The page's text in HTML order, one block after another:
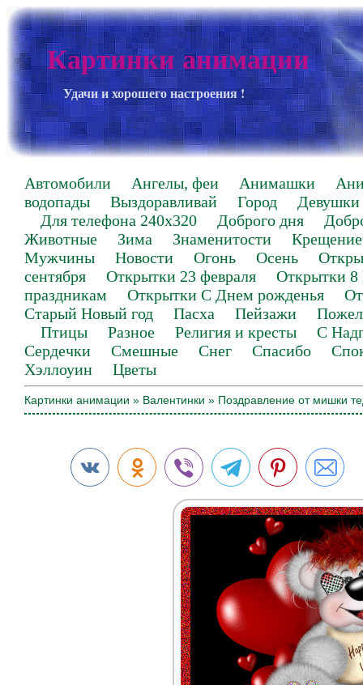
Картинки анимации
Удачи и хорошего настроения !
Автомобили Ангелы, феи Анимашки
водопады
Выздоравливай Город
Девушки
Для телефона 240х320
Доброго дня
Животные
Зима Знаменитости
Крещение
Мужчины
Новости Огонь Осень
сентября
Открытки 23 февраля
Открытки 8
праздникам
Открытки С Днем рожденья
Старый Новый год
Пасха Пейзажи
Птицы
Разное Религия и кресты
С
Сердечки
Смешные Снег Спасибо
Хэллоуин
Цветы
Картинки анимации » Валентинки » Поздравление от мишки